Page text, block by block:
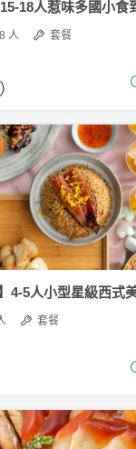
18人惹味多國小食
人 套餐
4-5人小型星級西式
套餐